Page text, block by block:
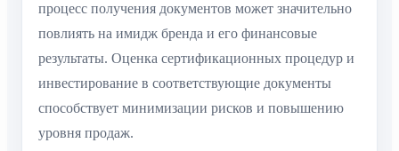
процесс получения документов может значительно
повлиять на имидж бренда и его финансовые
результаты. Оценка сертификационных процедур и
инвестирование в соответствующие документы
способствует минимизации рисков и повышению
уровня продаж.